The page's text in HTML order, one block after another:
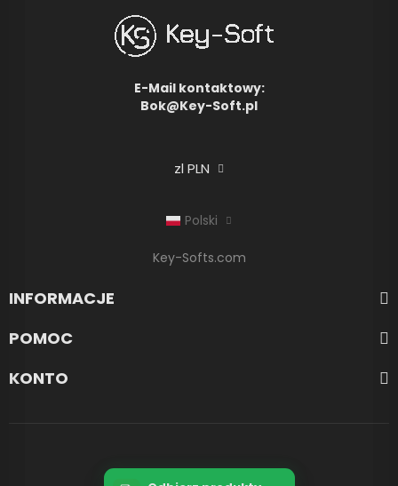
E-Mail kontaktowy:
Bok@Key-Soft.pl
zl PLN
Polski
Key-Softs.com
INFORMACJE
POMOC
KONTO